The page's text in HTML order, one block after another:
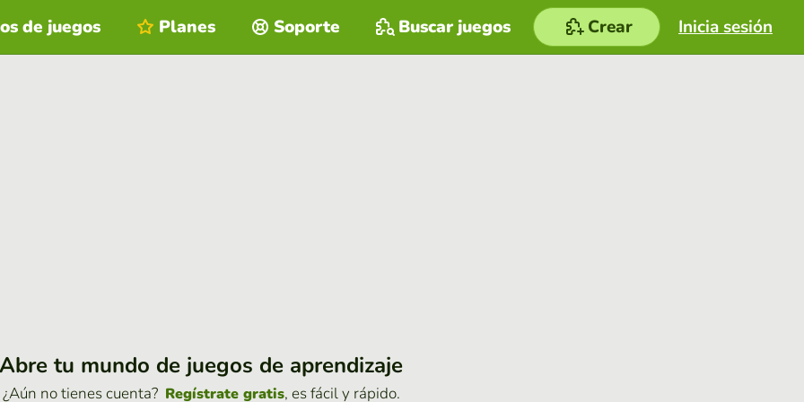
Inicia sesión
de juegos Planes Soporte Buscar juegos Crear
Abre tu mundo de juegos de aprendizaje
¿Aún no tienes cuenta? Regístrate gratis, es fácil y rápido.